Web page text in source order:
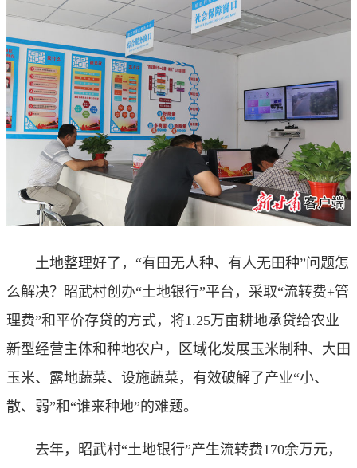
土地整理好了，“有田无人种、有人无田种”问题怎
么解决？昭武村创办“土地银行”平台，采取“流转费+管
理费”和平价存贷的方式，将1.25万亩耕地承贷给农业
新型经营主体和种地农户，区域化发展玉米制种、大田
玉米、露地蔬菜、设施蔬菜，有效破解了产业“小、
散、弱”和“谁来种地”的难题。
去年，昭武村“土地银行”产生流转费170余万元，